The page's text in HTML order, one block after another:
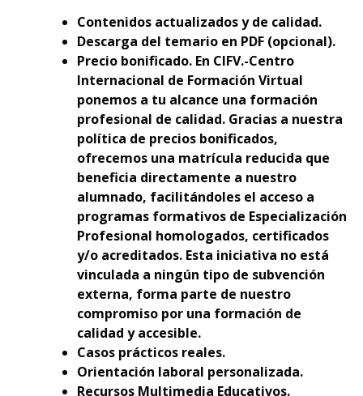
Contenidos actualizados y de calidad.
Descarga del temario en PDF (opcional).
Precio bonificado. En CIFV.-Centro
Internacional de Formación Virtual
ponemos a tu alcance una formación
profesional de calidad. Gracias a nuestra
política de precios bonificados,
ofrecemos una matrícula reducida que
beneficia directamente a nuestro
alumnado, facilitándoles el acceso a
programas formativos de Especialización
Profesional homologados, certificados
y/o acreditados. Esta iniciativa no está
vinculada a ningún tipo de subvención
externa, forma parte de nuestro
compromiso por una formación de
calidad y accesible.
Casos prácticos reales.
Orientación laboral personalizada.
Recursos Multimedia Educativos.